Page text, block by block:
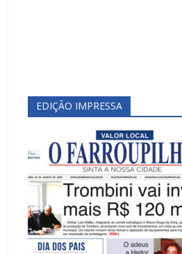
EDIÇÃO IMPRESSA